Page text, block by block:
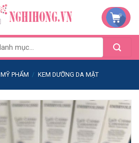
MỸ PHẨM / KEM DƯỠNG DA MẶT